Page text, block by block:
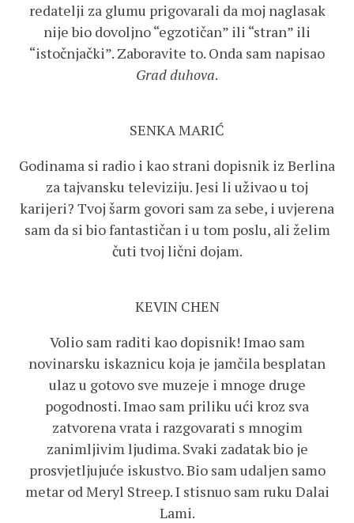
redatelji za glumu prigovarali da moj naglasak
nije bio dovoljno “egzotičan” ili “stran” ili
“istočnjački”. Zaboravite to. Onda sam napisao
Grad duhova.
SENKA MARIĆ
Godinama si radio i kao strani dopisnik iz Berlina
za tajvansku televiziju. Jesi li uživao u toj
karijeri? Tvoj šarm govori sam za sebe, i uvjerena
sam da si bio fantastičan i u tom poslu, ali želim
čuti tvoj lični dojam.
KEVIN CHEN
Volio sam raditi kao dopisnik! Imao sam
novinarsku iskaznicu koja je jamčila besplatan
ulaz u gotovo sve muzeje i mnoge druge
pogodnosti. Imao sam priliku ući kroz sva
zatvorena vrata i razgovarati s mnogim
zanimljivim ljudima. Svaki zadatak bio je
prosvjetljujuće iskustvo. Bio sam udaljen samo
metar od Meryl Streep. I stisnuo sam ruku Dalai
Lami.